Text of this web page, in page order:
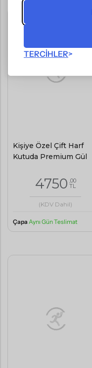
TERCIHLER
Kişiye Özel Çift Harf
Kutuda Premium Gül
4750 ,00
TL
(KDV Dahil)
Çapa Aynı Gün Teslimat